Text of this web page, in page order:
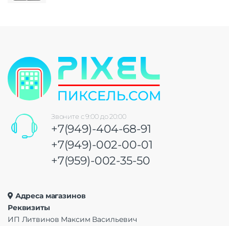
Звоните с 9:00 до 20:00
+7(949)-404-68-91
+7(949)-002-00-01
+7(959)-002-35-50
Адреса магазинов
Реквизиты
ИП Литвинов Максим Васильевич